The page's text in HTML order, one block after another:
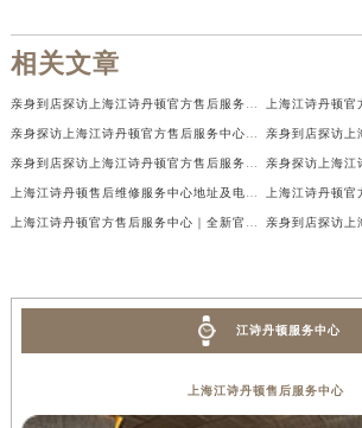
相关文章
江诗丹顿服务中心
上海江诗丹顿售后服务中心